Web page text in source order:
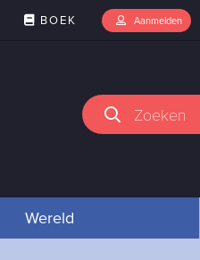
BOEK Aanmelden
Zoeken
Wereld